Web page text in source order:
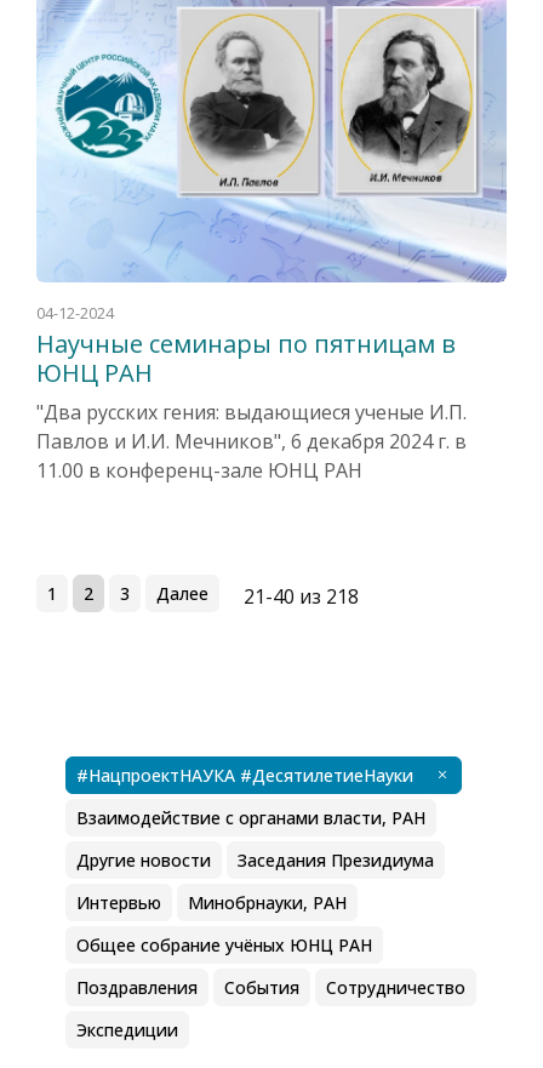
04-12-2024
Научные семинары по пятницам в
ЮНЦ РАН
"Два русских гения: выдающиеся ученые И.П.
Павлов и И.И. Мечников", 6 декабря 2024 г. в
11.00 в конференц-зале ЮНЦ РАН
1 2 3 Далее 21-40 из 218
#НацпроектНАУКА #ДесятилетиеНауки
Взаимодействие с органами власти, РАН
Другие новости
Заседания Президиума
Интервью
Минобрнауки, РАН
Общее собрание учёных ЮНЦ РАН
Поздравления
События
Сотрудничество
Экспедиции